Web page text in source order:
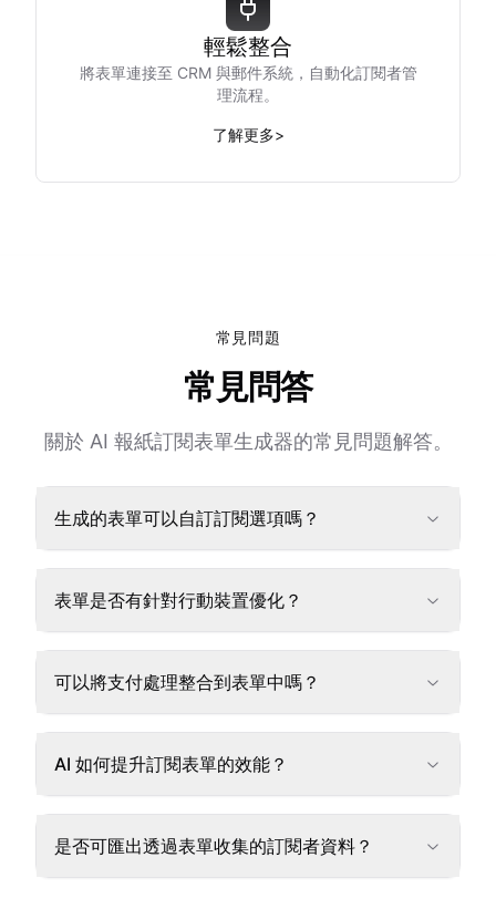
輕鬆整合
將表單連接至 CRM 與郵件系統，自動化訂閱者管
理流程。
了解更多>
常見問題
常見問答
關於 AI 報紙訂閱表單生成器的常見問題解答。
生成的表單可以自訂訂閱選項嗎？
表單是否有針對行動裝置優化？
可以將支付處理整合到表單中嗎？
AI 如何提升訂閱表單的效能？
是否可匯出透過表單收集的訂閱者資料？